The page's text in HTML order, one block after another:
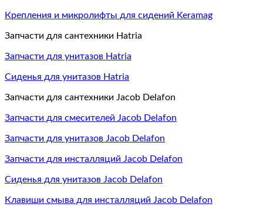
Крепления и микролифты для сидений Keramag
Запчасти для сантехники Hatria
Запчасти для унитазов Hatria
Сиденья для унитазов Hatria
Запчасти для сантехники Jacob Delafon
Запчасти для смесителей Jacob Delafon
Запчасти для унитазов Jacob Delafon
Запчасти для инсталляций Jacob Delafon
Сиденья для унитазов Jacob Delafon
Клавиши смыва для инсталляций Jacob Delafon